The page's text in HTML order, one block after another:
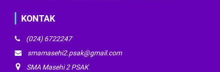
KONTAK
(024) 6722247
smamasehi2.psak@gmail.com
SMA Masehi 2 PSAK